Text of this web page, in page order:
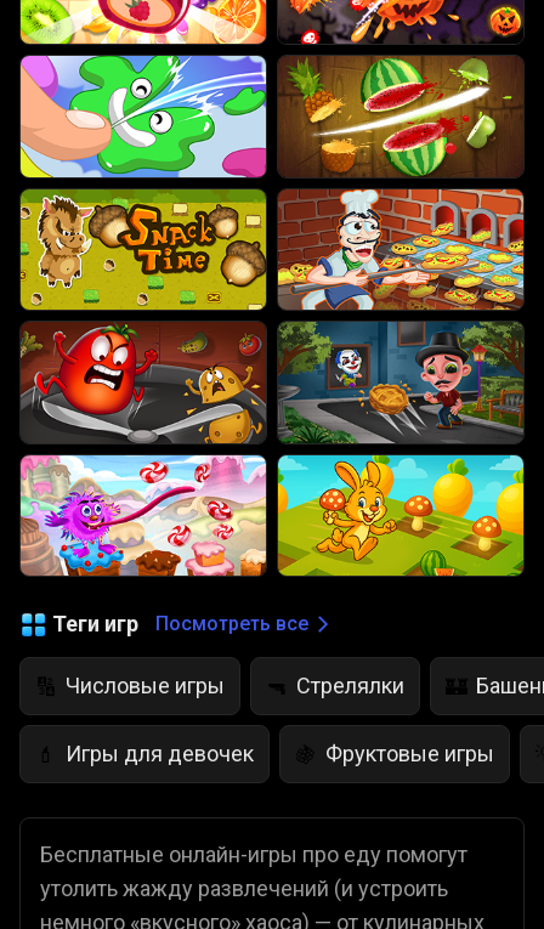
Теги игр Посмотреть все
🔢 Числовые игры 🔫 Стрелялки 🏰
💄 Игры для девочек 🍇 Фруктовые игры
Бесплатные онлайн-игры про еду помогут
утолить жажду развлечений (и устроить
немного «вкусного» хаоса) — от кулинарных